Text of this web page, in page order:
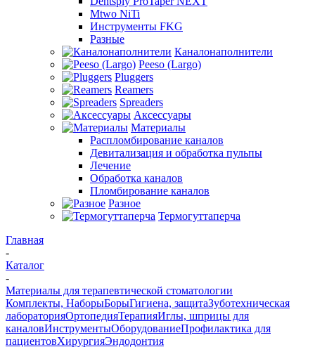
Mtwo NiTi
Инструменты FKG
Разные
Каналонаполнители
Peeso (Largo)
Pluggers
Reamers
Spreaders
Аксессуары
Материалы
Распломбирование каналов
Девитализация и обработка пульпы
Лечение
Обработка каналов
Пломбирование каналов
Разное
Термогуттаперча
Главная
-
Каталог
-
Материалы для терапевтической стоматологии
Комплекты, НаборыБорыГигиена, защитаЗуботехническая
лабораторияОртопедияТерапияИглы, шприцы для
каналовИнструментыОборудованиеПрофилактика для
пациентовХирургияЭндодонтия